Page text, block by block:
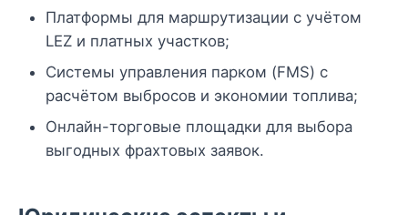
Платформы для маршрутизации с учётом
LEZ и платных участков;
Системы управления парком (FMS) с
расчётом выбросов и экономии топлива;
Онлайн-торговые площадки для выбора
выгодных фрахтовых заявок.